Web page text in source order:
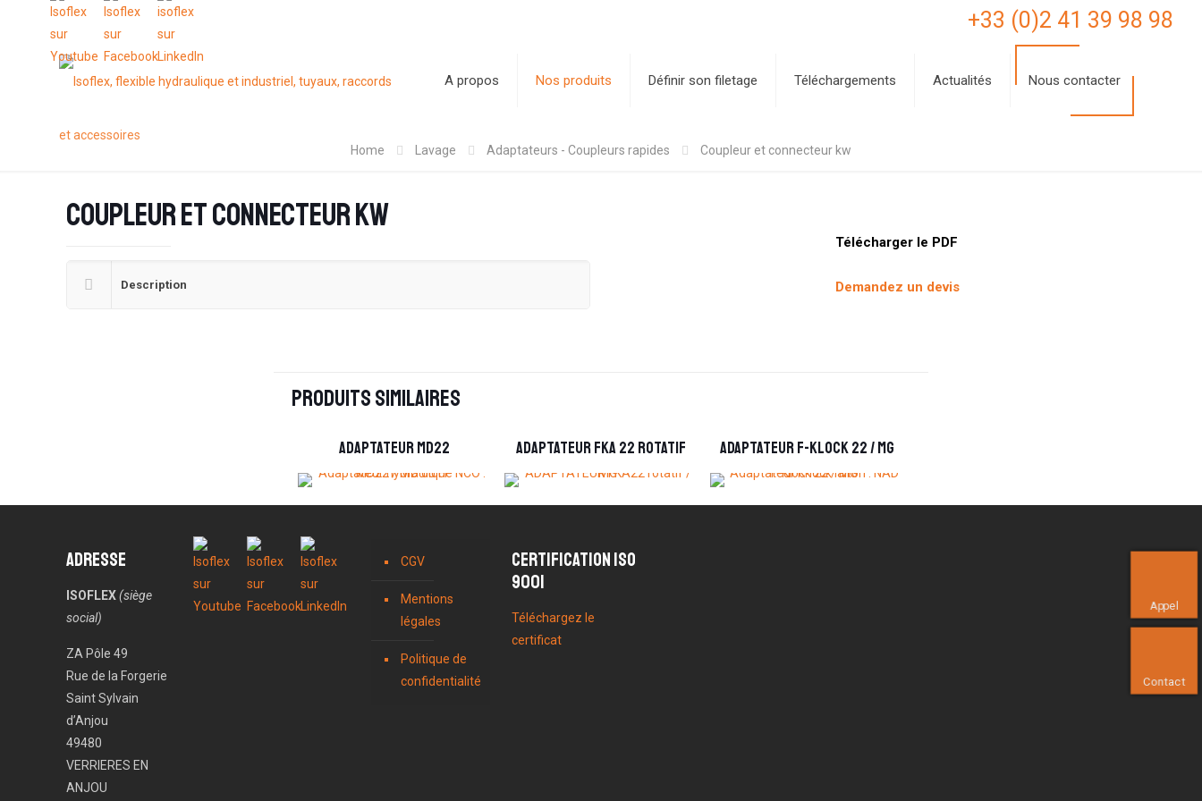
+33 (0)2 41 39 98 98
A propos Nos produits Définir son filetage Téléchargements Actualités Nous contacter
Home Lavage Adaptateurs - Coupleurs rapides Coupleur et connecteur kw
Télécharger le PDF
Demandez un devis
Coupleur et connecteur kw
Description
Produits similaires
ADAPTATEUR MD22 ADAPTATEUR fka 22 rotatif Adaptateur F-Klock 22 / MG
Adresse
ISOFLEX(siège
social)
ZA Pôle 49
Rue de la Forgerie
Saint Sylvain
d’Anjou
49480
VERRIERES EN
ANJOU
CGV
Mentions
légales
Politique de
confidentialité
Certification ISO
9001
Téléchargez le
certificat
Appel
Contact